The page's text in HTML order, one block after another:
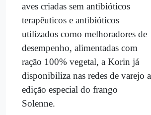
aves criadas sem antibióticos
terapêuticos e antibióticos
utilizados como melhoradores de
desempenho, alimentadas com
ração 100% vegetal, a Korin já
disponibiliza nas redes de varejo a
edição especial do frango
Solenne.